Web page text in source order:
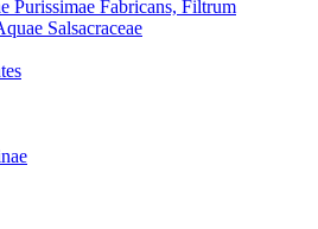
Purissimae Fabricans, Filtrum
Salsacraceae